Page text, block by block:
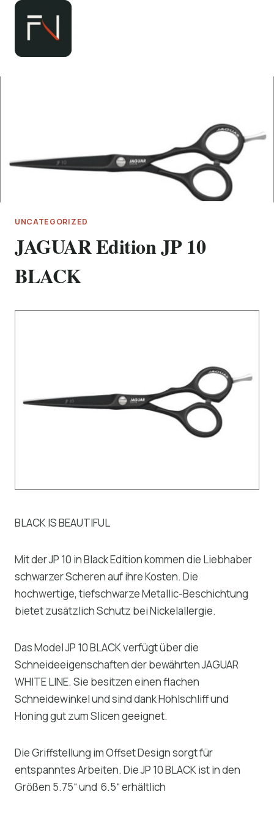
Zum
springen
UNCATEGORIZED
JAGUAR Edition JP 10
BLACK
BLACK IS BEAUTIFUL
Mit der JP 10 in Black Edition kommen die Liebhaber
schwarzer Scheren auf ihre Kosten. Die
hochwertige, tiefschwarze Metallic-Beschichtung
bietet zusätzlich Schutz bei Nickelallergie.
Das Model JP 10 BLACK verfügt über die
Schneideeigenschaften der bewährten JAGUAR
WHITE LINE. Sie besitzen einen flachen
Schneidewinkel und sind dank Hohlschliff und
Honing gut zum Slicen geeignet.
Die Griffstellung im Offset Design sorgt für
entspanntes Arbeiten. Die JP 10 BLACK ist in den
Größen 5.75“ und 6.5“ erhältlich